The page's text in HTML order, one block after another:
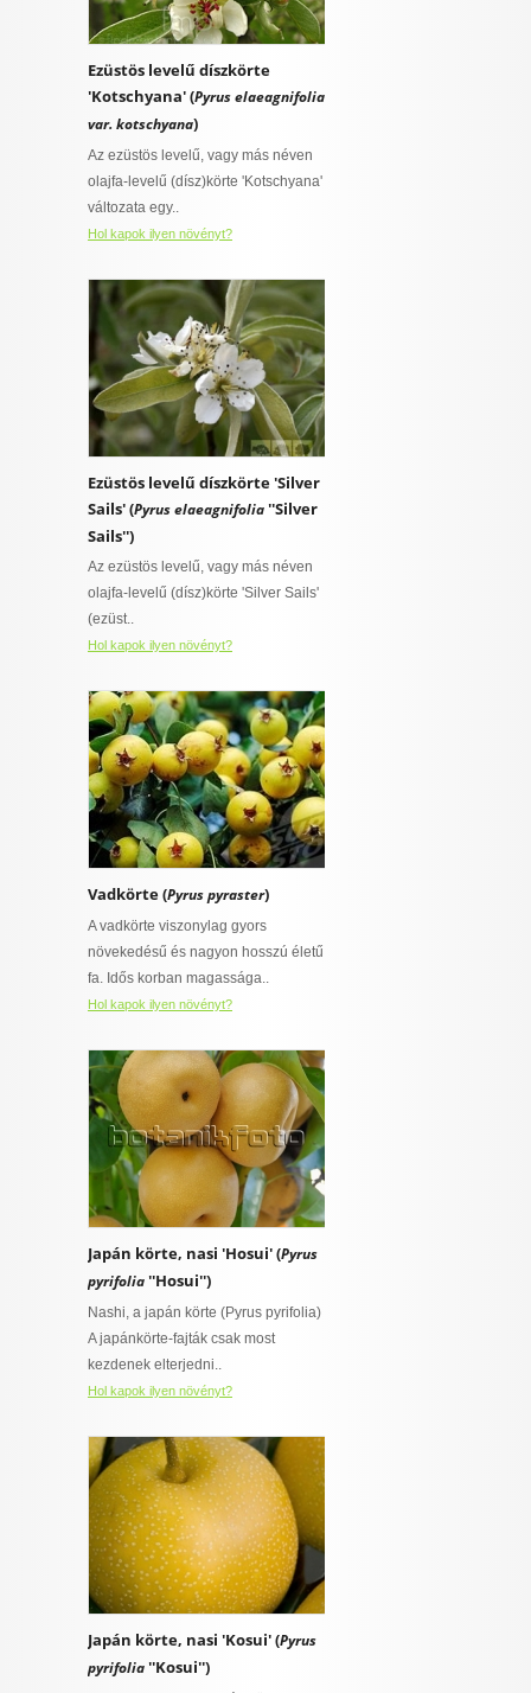
Ezüstös levelű díszkörte
'Kotschyana' (Pyrus elaeagnifolia
var. kotschyana)
Az ezüstös levelű, vagy más néven
olajfa-levelű (dísz)körte 'Kotschyana'
változata egy..
Hol kapok ilyen növényt?
Ezüstös levelű díszkörte 'Silver
Sails' (Pyrus elaeagnifolia''Silver
Sails'')
Az ezüstös levelű, vagy más néven
olajfa-levelű (dísz)körte 'Silver Sails'
(ezüst..
Hol kapok ilyen növényt?
Vadkörte (Pyrus pyraster)
A vadkörte viszonylag gyors
növekedésű és nagyon hosszú életű
fa. Idős korban magassága..
Hol kapok ilyen növényt?
Japán körte, nasi 'Hosui' (Pyrus
pyrifolia''Hosui'')
Nashi, a japán körte (Pyrus pyrifolia)
A japánkörte-fajták csak most
kezdenek elterjedni..
Hol kapok ilyen növényt?
Japán körte, nasi 'Kosui' (Pyrus
pyrifolia''Kosui'')